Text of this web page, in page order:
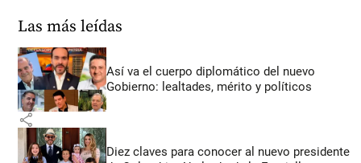
Las más leídas
Así va el cuerpo diplomático del nuevo
Gobierno: lealtades, mérito y políticos
share
Diez claves para conocer al nuevo presidente